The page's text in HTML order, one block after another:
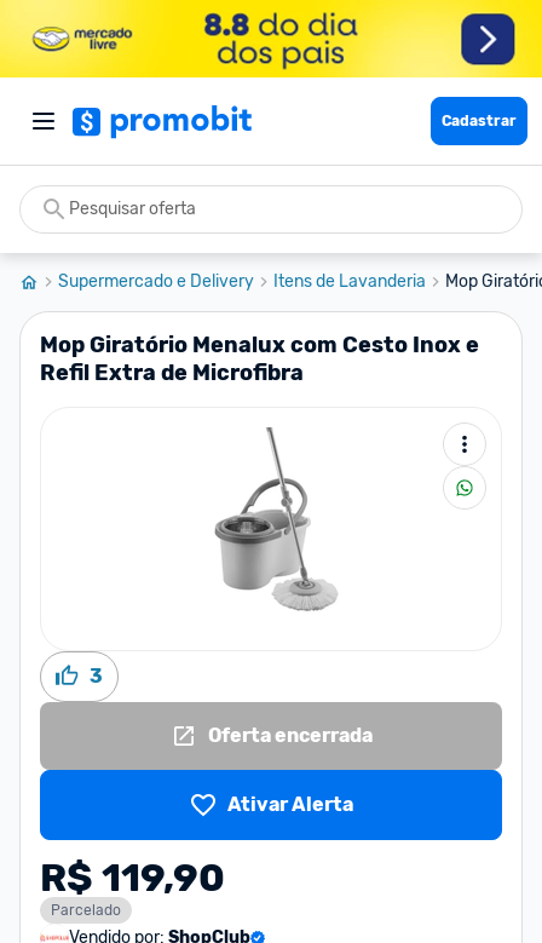
Cadastrar
Supermercado e Delivery Itens de Lavanderia Mop
Mop Giratório Menalux com Cesto Inox e
Refil Extra de Microfibra
3
Oferta encerrada
Ativar Alerta
R$ 119,90
Parcelado
Vendido por: ShopClub